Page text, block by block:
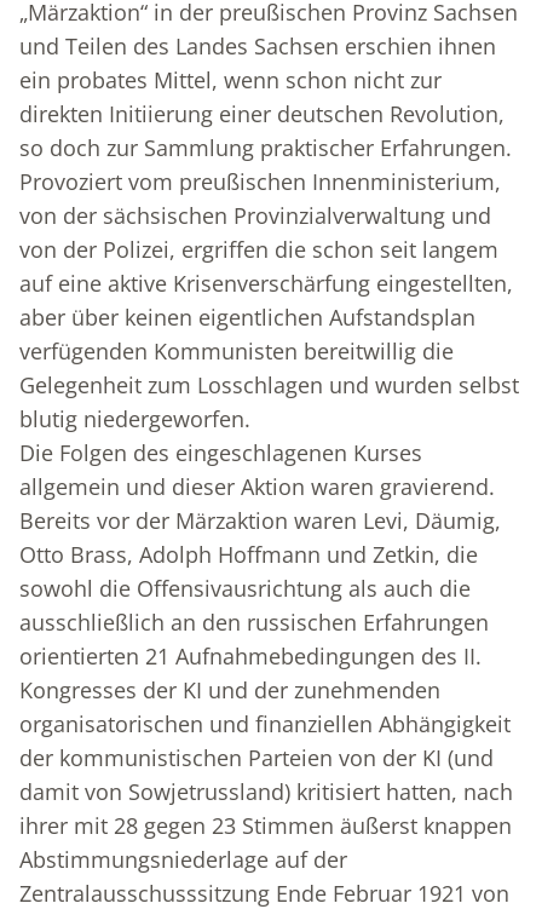
„Märzaktion“ in der preußischen Provinz Sachsen
und Teilen des Landes Sachsen erschien ihnen
ein probates Mittel, wenn schon nicht zur
direkten Initiierung einer deutschen Revolution,
so doch zur Sammlung praktischer Erfahrungen.
Provoziert vom preußischen Innenministerium,
von der sächsischen Provinzialverwaltung und
von der Polizei, ergriffen die schon seit langem
auf eine aktive Krisenverschärfung eingestellten,
aber über keinen eigentlichen Aufstandsplan
verfügenden Kommunisten bereitwillig die
Gelegenheit zum Losschlagen und wurden selbst
blutig niedergeworfen.
Die Folgen des eingeschlagenen Kurses
allgemein und dieser Aktion waren gravierend.
Bereits vor der Märzaktion waren Levi, Däumig,
Otto Brass, Adolph Hoffmann und Zetkin, die
sowohl die Offensivausrichtung als auch die
ausschließlich an den russischen Erfahrungen
orientierten 21 Aufnahmebedingungen des II.
Kongresses der KI und der zunehmenden
organisatorischen und finanziellen Abhängigkeit
der kommunistischen Parteien von der KI (und
damit von Sowjetrussland) kritisiert hatten, nach
ihrer mit 28 gegen 23 Stimmen äußerst knappen
Abstimmungsniederlage auf der
Zentralausschusssitzung Ende Februar 1921 von